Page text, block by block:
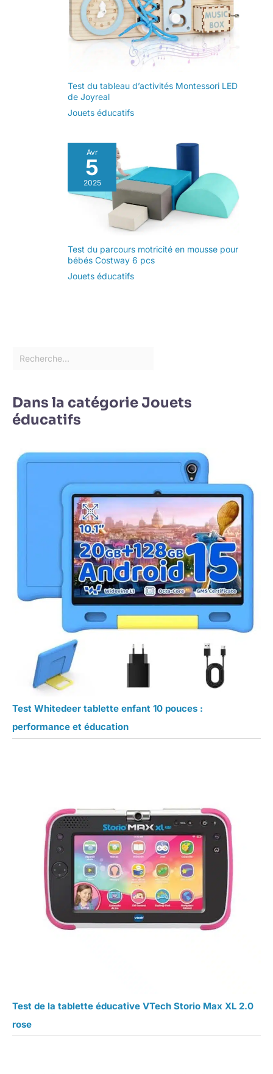
Test du tableau d’activités Montessori LED
de Joyreal
Jouets éducatifs
Avr
5
2025
Test du parcours motricité en mousse pour
bébés Costway 6 pcs
Jouets éducatifs
Dans la catégorie Jouets
éducatifs
Test Whitedeer tablette enfant 10 pouces :
performance et éducation
Test de la tablette éducative VTech Storio Max XL 2.0
rose